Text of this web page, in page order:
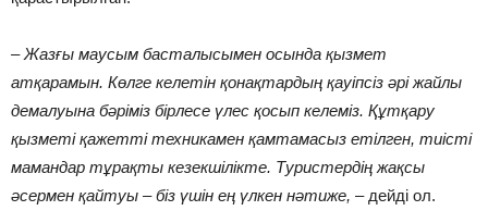
– Жазғы маусым басталысымен осында қызмет
атқарамын. Көлге келетін қонақтардың қауіпсіз әрі жайлы
демалуына бәріміз бірлесе үлес қосып келеміз. Құтқару
қызметі қажетті техникамен қамтамасыз етілген, тиісті
мамандар тұрақты кезекшілікте. Туристердің жақсы
әсермен қайтуы – біз үшін ең үлкен нәтиже, – дейді ол.